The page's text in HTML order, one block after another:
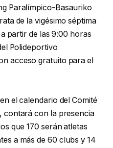
Paralímpico-Basauriko
de la vigésimo séptima
partir de las 9:00 horas
Polideportivo
acceso gratuito para el
el calendario del Comité
contará con la presencia
que 170 serán atletas
a más de 60 clubs y 14